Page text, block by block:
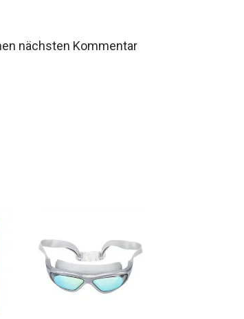
nächsten Kommentar